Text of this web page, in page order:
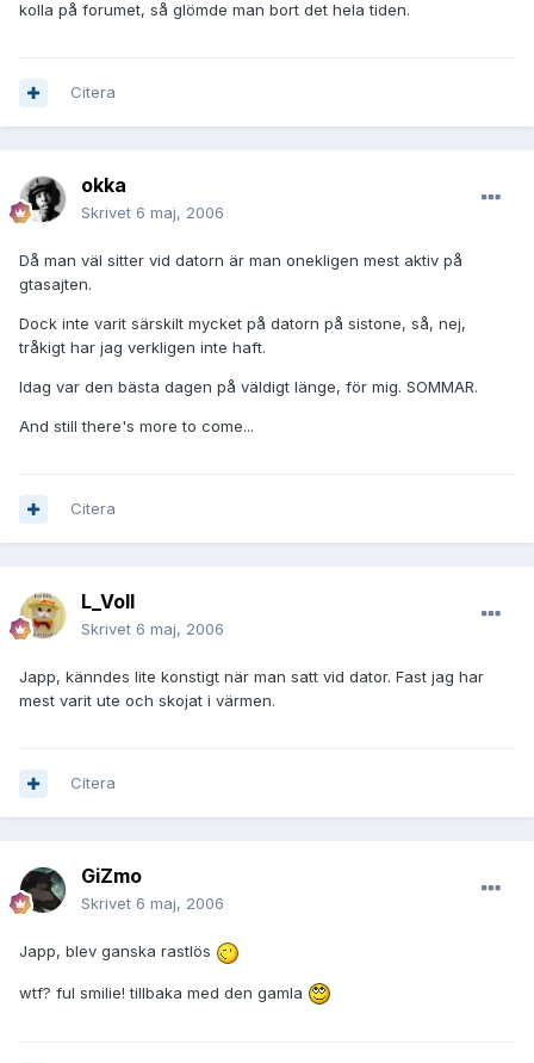
kolla på forumet, så glömde man bort det hela tiden.
Citera
okka
Skrivet 6 maj, 2006
Då man väl sitter vid datorn är man onekligen mest aktiv på
gtasajten.
Dock inte varit särskilt mycket på datorn på sistone, så, nej,
tråkigt har jag verkligen inte haft.
Idag var den bästa dagen på väldigt länge, för mig. SOMMAR.
And still there's more to come...
Citera
L_Voll
Skrivet 6 maj, 2006
Japp, känndes lite konstigt när man satt vid dator. Fast jag har
mest varit ute och skojat i värmen.
Citera
GiZmo
Skrivet 6 maj, 2006
Japp, blev ganska rastlös
wtf? ful smilie! tillbaka med den gamla